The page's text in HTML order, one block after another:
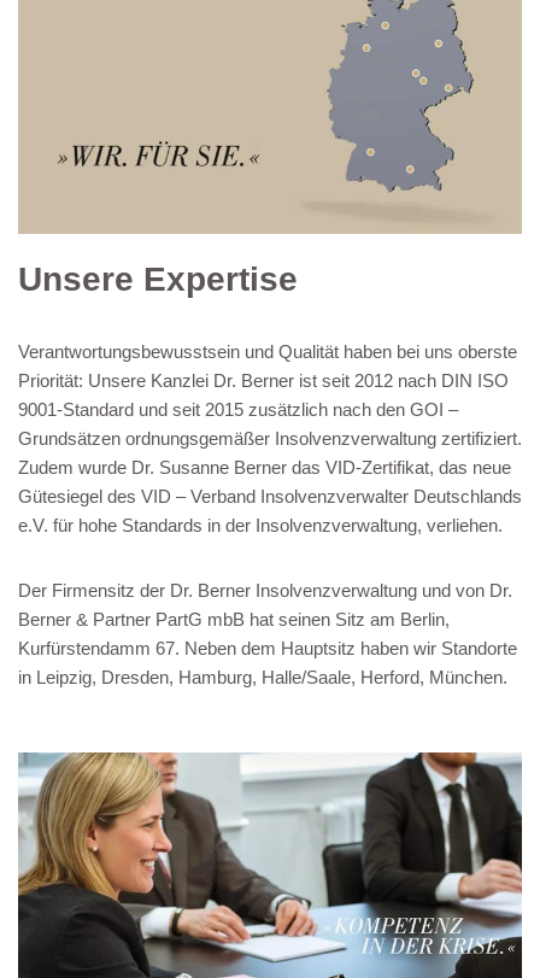
Unsere Expertise
Verantwortungsbewusstsein und Qualität haben bei uns oberste
Priorität: Unsere Kanzlei Dr. Berner ist seit 2012 nach DIN ISO
9001-Standard und seit 2015 zusätzlich nach den GOI –
Grundsätzen ordnungsgemäßer Insolvenzverwaltung zertifiziert.
Zudem wurde Dr. Susanne Berner das VID-Zertifikat, das neue
Gütesiegel des VID – Verband Insolvenzverwalter Deutschlands
e.V. für hohe Standards in der Insolvenzverwaltung, verliehen.
Der Firmensitz der Dr. Berner Insolvenzverwaltung und von Dr.
Berner & Partner PartG mbB hat seinen Sitz am Berlin,
Kurfürstendamm 67. Neben dem Hauptsitz haben wir Standorte
in Leipzig, Dresden, Hamburg, Halle/Saale, Herford, München.